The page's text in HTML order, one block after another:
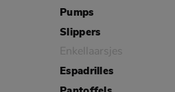
Pumps
Slippers
Enkellaarsjes
Espadrilles